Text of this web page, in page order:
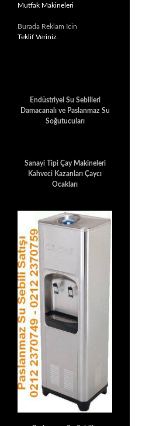
Mutfak Makineleri
Burada Reklam Icin
Teklif Veriniz.
Endüstriyel Su Sebilleri
Damacanalı ve Paslanmaz Su
Soğutucuları
Sanayi Tipi Çay Makineleri
Kahveci Kazanları Çaycı
Ocakları